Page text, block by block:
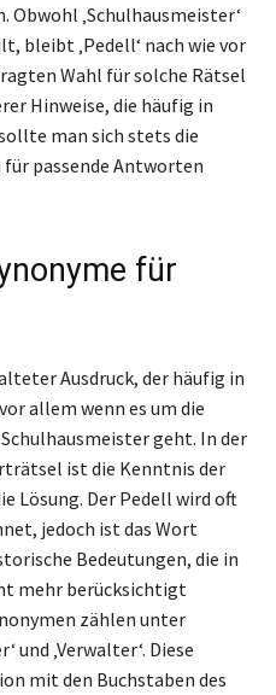
‚Schulhausmeister‘
bleibt ‚Pedell‘ nach wie vor
Wahl für solche Rätsel
Hinweise, die häufig in
man sich stets die
passende Antworten
für
Ausdruck, der häufig in
allem wenn es um die
geht. In der
ist die Kenntnis der
Lösung. Der Pedell wird oft
jedoch ist das Wort
Bedeutungen, die in
mehr berücksichtigt
zählen unter
und ‚Verwalter‘. Diese
mit den Buchstaben des